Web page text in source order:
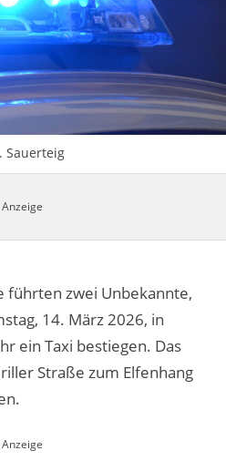
Sauerteig
führten zwei Unbekannte,
14. März 2026, in
ein Taxi bestiegen. Das
Straße zum Elfenhang